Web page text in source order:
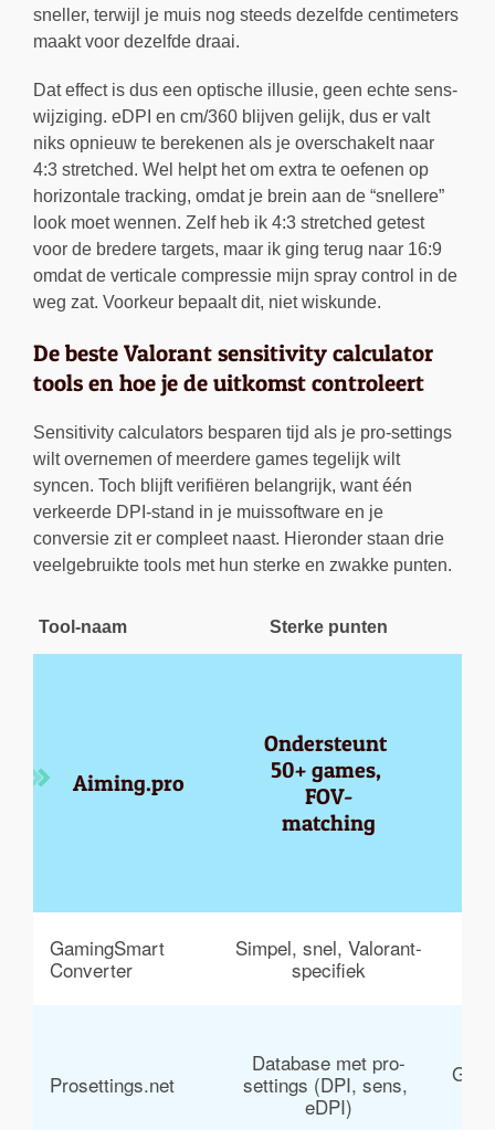
sneller, terwijl je muis nog steeds dezelfde centimeters
maakt voor dezelfde draai.
Dat effect is dus een optische illusie, geen echte sens-
wijziging. eDPI en cm/360 blijven gelijk, dus er valt
niks opnieuw te berekenen als je overschakelt naar
4:3 stretched. Wel helpt het om extra te oefenen op
horizontale tracking, omdat je brein aan de “snellere”
look moet wennen. Zelf heb ik 4:3 stretched getest
voor de bredere targets, maar ik ging terug naar 16:9
omdat de verticale compressie mijn spray control in de
weg zat. Voorkeur bepaalt dit, niet wiskunde.
De beste Valorant sensitivity calculator
tools en hoe je de uitkomst controleert
Sensitivity calculators besparen tijd als je pro-settings
wilt overnemen of meerdere games tegelijk wilt
syncen. Toch blijft verifiëren belangrijk, want één
verkeerde DPI-stand in je muissoftware en je
conversie zit er compleet naast. Hieronder staan drie
veelgebruikte tools met hun sterke en zwakke punten.
Tool-naam Sterke punten
Aiming.pro
Ondersteunt
50+ games,
FOV-
matching
GamingSmart
Converter
Simpel, snel, Valorant-
specifiek
Prosettings.net
Database met pro-
settings (DPI, sens,
eDPI)